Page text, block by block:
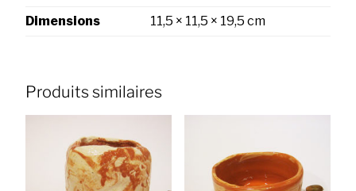
Dimensions
11,5 × 11,5 × 19,5 cm
Produits similaires